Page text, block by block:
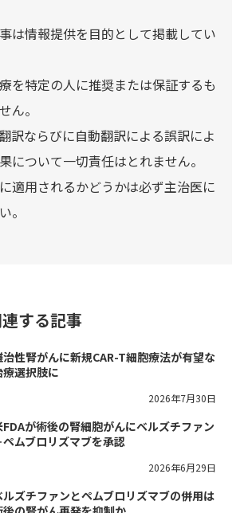
は情報提供を目的として掲載してい
を特定の人に推奨または保証するも
ん。
訳ならびに自動翻訳による誤訳によ
について一切責任はとれません。
適用されるかどうかは必ず主治医に
。
する記事
治性腎がんに新規CAR-T細胞療法が有望な
療選択肢に
2026年7月30日
FDAが術後の腎細胞がんにベルズチファン
ペムブロリズマブを承認
2026年6月29日
ルズチファンとペムブロリズマブの併用は